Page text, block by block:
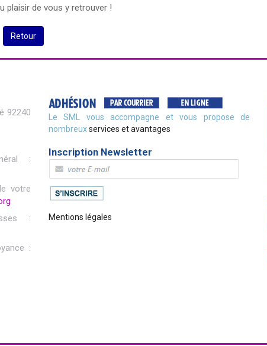
plaisir de vous y retrouver !
Retour
92240
:
votre
:
:
Le SML vous accompagne et vous propose de
nombreuxservices et avantages
Inscription Newsletter
Mentions légales